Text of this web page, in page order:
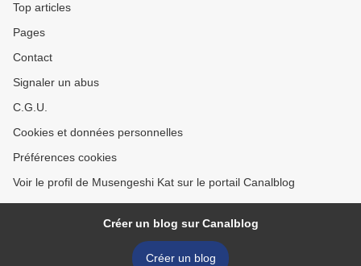
Top articles
Pages
Contact
Signaler un abus
C.G.U.
Cookies et données personnelles
Préférences cookies
Voir le profil de Musengeshi Kat sur le portail Canalblog
Créer un blog sur Canalblog
Créer un blog